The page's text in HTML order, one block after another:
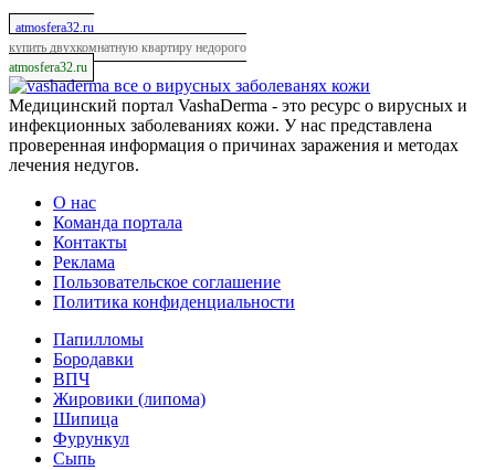
atmosfera32.ru
купить двухкомнатную квартиру недорого
atmosfera32.ru
все о вирусных заболеванях кожи
Медицинский портал VashaDerma - это ресурс о вирусных и
инфекционных заболеваниях кожи. У нас представлена
проверенная информация о причинах заражения и методах
лечения недугов.
О нас
Команда портала
Контакты
Реклама
Пользовательское соглашение
Политика конфиденциальности
Папилломы
Бородавки
ВПЧ
Жировики (липома)
Шипица
Фурункул
Сыпь